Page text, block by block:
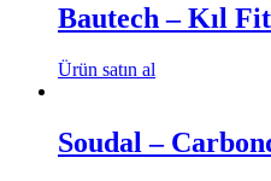
Bautech – Kıl
Ürün satın al
Soudal –